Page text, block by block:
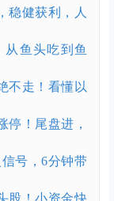
稳健获利，人
从鱼头吃到鱼
不走！看懂以
停！尾盘进，
号，6分钟带
股！小资金快